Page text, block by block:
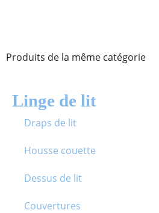
Produits de la même catégorie
Linge de lit
Draps de lit
Housse couette
Dessus de lit
Couvertures